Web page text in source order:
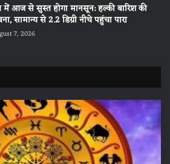
में आज से सुस्त होगा मानसून: हल्की बारिश की
सामान्य से 2.2 डिग्री नीचे पहुंचा पारा
7, 2026